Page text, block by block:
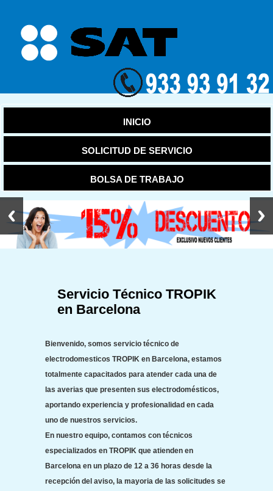
INICIO
SOLICITUD DE SERVICIO
BOLSA DE TRABAJO
Servicio Técnico TROPIK
en Barcelona
Bienvenido, somos servicio técnico de
electrodomesticos TROPIK en Barcelona, estamos
totalmente capacitados para atender cada una de
las averias que presenten sus electrodomésticos,
aportando experiencia y profesionalidad en cada
uno de nuestros servicios.
En nuestro equipo, contamos con técnicos
especializados en TROPIK que atienden en
Barcelona en un plazo de 12 a 36 horas desde la
recepción del aviso, la mayoria de las solicitudes se